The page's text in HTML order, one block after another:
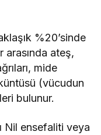
%20’sinde
arasında ateş,
mide
(vücudun
bulunur.
Nil ensefaliti veya